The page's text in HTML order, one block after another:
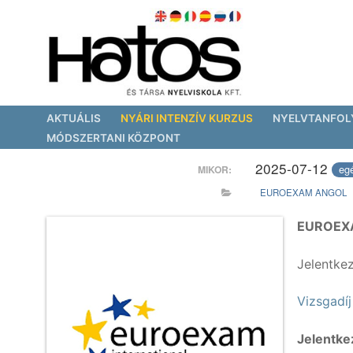
AKTUÁLIS NYÁRI INTENZÍV KURZUS
MÓDSZERTANI KÖZPONT
WEBSHOP
MIKOR: 2025-07-12
EUROEXAM ANGOL